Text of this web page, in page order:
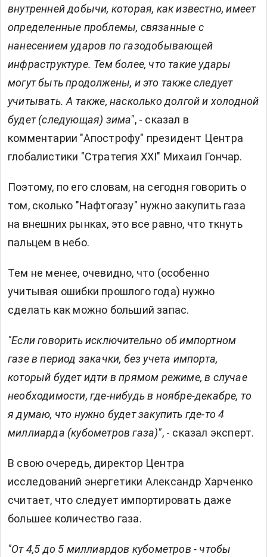
внутренней добычи, которая, как известно, имеет
определенные проблемы, связанные с
нанесением ударов по газодобывающей
инфраструктуре. Тем более, что такие удары
могут быть продолжены, и это также следует
учитывать. А также, насколько долгой и холодной
будет (следующая) зима", - сказал в
комментарии "Апострофу" президент Центра
глобалистики "Стратегия ХХІ" Михаил Гончар.
Поэтому, по его словам, на сегодня говорить о
том, сколько "Нафтогазу" нужно закупить газа
на внешних рынках, это все равно, что ткнуть
пальцем в небо.
Тем не менее, очевидно, что (особенно
учитывая ошибки прошлого года) нужно
сделать как можно больший запас.
"Если говорить исключительно об импортном
газе в период закачки, без учета импорта,
который будет идти в прямом режиме, в случае
необходимости, где-нибудь в ноябре-декабре, то
я думаю, что нужно будет закупить где-то 4
миллиарда (кубометров газа)", - сказал эксперт.
В свою очередь, директор Центра
исследований энергетики Александр Харченко
считает, что следует импортировать даже
большее количество газа.
"От 4,5 до 5 миллиардов кубометров - чтобы